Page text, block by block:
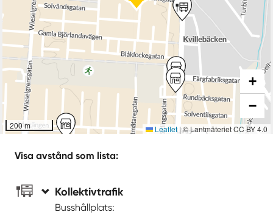
200 m
+
−
Leaflet |© Lantmäteriet CC BY 4.0
Visa avstånd som lista:
Kollektivtrafik
Busshållplats: